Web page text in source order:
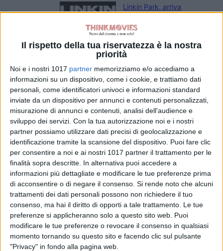
Il rispetto della tua riservatezza è la nostra
priorità
Noi e i nostri 1017 partner memorizziamo e/o accediamo a
informazioni su un dispositivo, come i cookie, e trattiamo dati
personali, come identificatori univoci e informazioni standard
inviate da un dispositivo per annunci e contenuti personalizzati,
misurazione di annunci e contenuti, analisi dell'audience e
sviluppo dei servizi. Con la tua autorizzazione noi e i nostri
partner possiamo utilizzare dati precisi di geolocalizzazione e
identificazione tramite la scansione del dispositivo. Puoi fare clic
per consentire a noi e ai nostri 1017 partner il trattamento per le
finalità sopra descritte. In alternativa puoi accedere a
informazioni più dettagliate e modificare le tue preferenze prima
di acconsentire o di negare il consenso. Si rende noto che alcuni
trattamenti dei dati personali possono non richiedere il tuo
consenso, ma hai il diritto di opporti a tale trattamento. Le tue
preferenze si applicheranno solo a questo sito web. Puoi
modificare le tue preferenze o revocare il consenso in qualsiasi
momento tornando su questo sito e facendo clic sul pulsante
"Privacy" in fondo alla pagina web.
Linkin Park, arriva
“Unshatter”: il
documentario sul
ritorno della band
La violinista, dalla
vittoria ad
Annecy al
Toronto
International Film
Festival 2026
di Emanuela Giuliani
Chi siamoContattiPrivacy Policy Cookie Policy
Emanuela Giuliani CFGLNMNL77T43L639Disclaimer